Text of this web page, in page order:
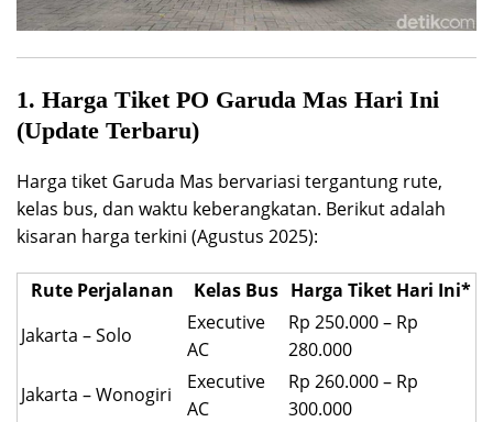
1. Harga Tiket PO Garuda Mas Hari Ini
(Update Terbaru)
Harga tiket Garuda Mas bervariasi tergantung rute,
kelas bus, dan waktu keberangkatan. Berikut adalah
kisaran harga terkini (Agustus 2025):
Rute Perjalanan Kelas Bus Harga Tiket Hari Ini*
Jakarta – Solo
Executive
AC
Rp 250.000 – Rp
280.000
Jakarta – Wonogiri
Executive
AC
Rp 260.000 – Rp
300.000